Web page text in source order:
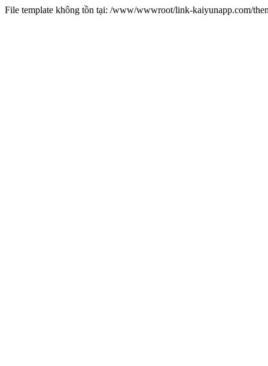
File template không tồn tại: /www/wwwroot/link-kaiyunapp.com/